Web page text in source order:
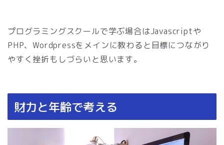
プログラミングスクールで学ぶ場合はJavascriptや
PHP、Wordpressをメインに教わると目標につながり
やすく挫折もしづらいと思います。
財力と年齢で考える